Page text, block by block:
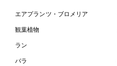
エアプランツ・ブロメリア
観葉植物
ラン
バラ